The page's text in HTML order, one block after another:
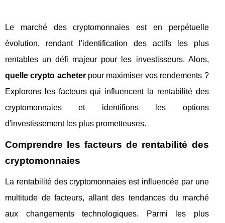
Le marché des cryptomonnaies est en perpétuelle
évolution, rendant l'identification des actifs les plus
rentables un défi majeur pour les investisseurs. Alors,
quelle crypto acheterpour maximiser vos rendements ?
Explorons les facteurs qui influencent la rentabilité des
cryptomonnaies et identifions les options
d'investissement les plus prometteuses.
Comprendre les facteurs de rentabilité des
cryptomonnaies
La rentabilité des cryptomonnaies est influencée par une
multitude de facteurs, allant des tendances du marché
aux changements technologiques. Parmi les plus